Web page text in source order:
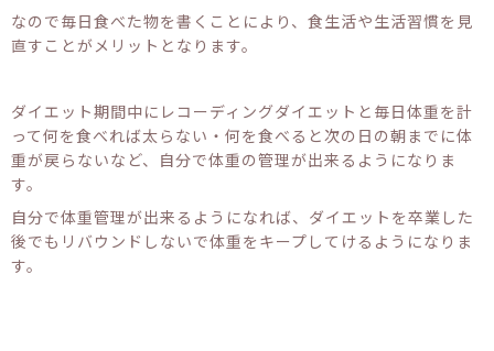
なので毎日食べた物を書くことにより、食生活や生活習慣を見
直すことがメリットとなります。
ダイエット期間中にレコーディングダイエットと毎日体重を計
って何を食べれば太らない・何を食べると次の日の朝までに体
重が戻らないなど、自分で体重の管理が出来るようになりま
す。
自分で体重管理が出来るようになれば、ダイエットを卒業した
後でもリバウンドしないで体重をキープしてけるようになりま
す。